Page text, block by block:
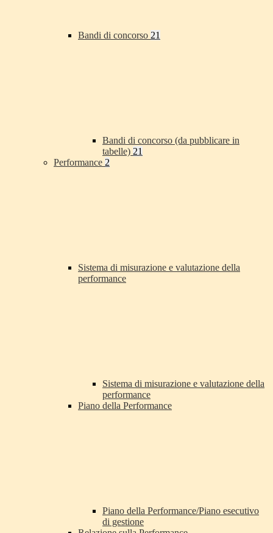
Bandi di concorso 21
Bandi di concorso (da pubblicare in
tabelle) 21
Performance 2
Sistema di misurazione e valutazione della
performance
Sistema di misurazione e valutazione della
performance
Piano della Performance
Piano della Performance/Piano esecutivo
di gestione